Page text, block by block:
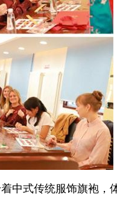
中式传统服饰旗袍，